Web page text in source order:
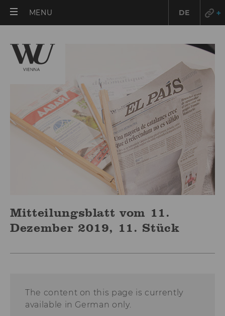
MENU DE
Mitteilungsblatt vom 11.
Dezember 2019, 11. Stück
The content on this page is currently
available in German only.